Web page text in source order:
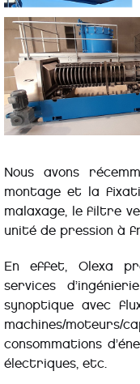
Nous avons
montage et la
malaxage, le filtre
unité de pression à
En effet, Olexa
services
synoptique avec
machines/moteurs/
consommations
électriques, etc.